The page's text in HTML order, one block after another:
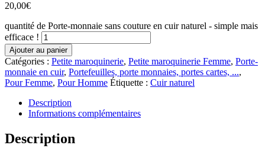
20,00€
quantité de Porte-monnaie sans couture en cuir naturel - simple mais
efficace !
Ajouter au panier
Catégories : Petite maroquinerie, Petite maroquinerie Femme, Porte-
monnaie en cuir, Portefeuilles, porte monnaies, portes cartes, ...,
Pour Femme, Pour Homme Étiquette : Cuir naturel
Description
Informations complémentaires
Description